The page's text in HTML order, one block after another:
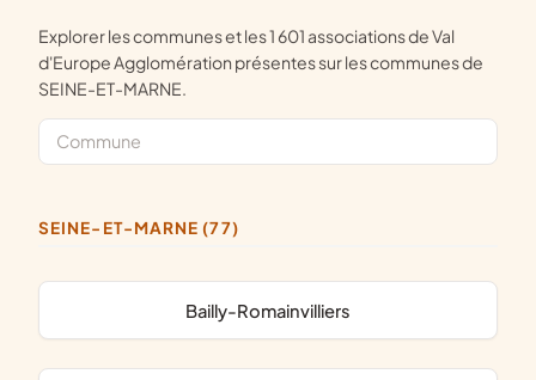
Explorer les communes et les 1 601 associations de Val
d'Europe Agglomération présentes sur les communes de
SEINE-ET-MARNE.
SEINE-ET-MARNE (77)
Bailly-Romainvilliers